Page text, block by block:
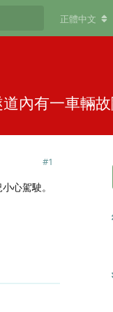
正體中文
內有一車輛
#1
心駕駛。